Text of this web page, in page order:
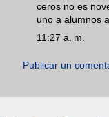
ceros no es
uno a alumnos
11:27 a. m.
Publicar un